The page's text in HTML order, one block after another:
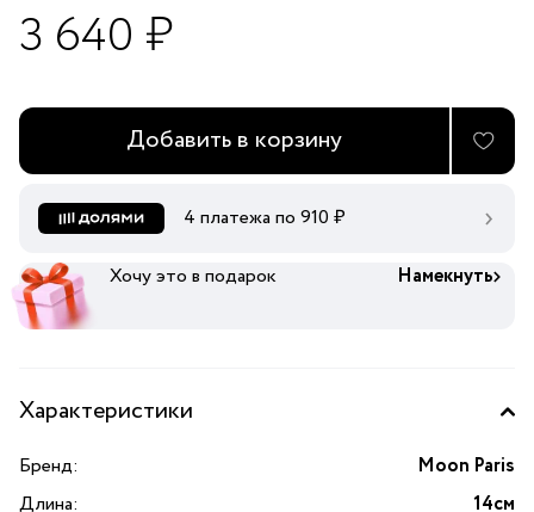
3 640 ₽
Добавить в корзину
4 платежа по 910 ₽
Хочу это в подарок Намекнуть
Характеристики
Бренд:
Moon Paris
Длина:
14см